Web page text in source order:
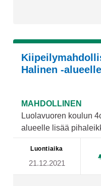
Halinen -alueelle
MAHDOLLINEN
Luolavuoren koulun
alueelle lisää
Luontiaika
21.12.2021